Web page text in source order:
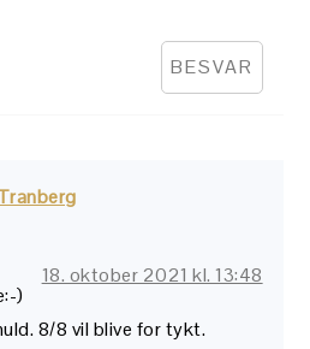
BESVAR
18. oktober 2021 kl. 13:48
)
8/8 vil blive for tykt.